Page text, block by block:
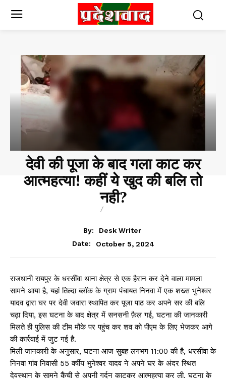
देवी की पूजा के बाद गला काट कर
आत्महत्या! कहीं ये खुद की बलि तो
नही?
By:
Desk Writer
Date:
October 5, 2024
राजधानी रायपुर के धरसींवा थाना क्षेत्र से एक हैरान कर देने वाला मामला
सामने आया है, यहां तिल्दा ब्लॉक के ग्राम पंचायत निनवा में एक शख्स भुनेश्वर
यादव द्वारा घर पर देवी जवारा स्थापित कर पूजा पाठ कर अपने सर की बलि
चढ़ा दिया, इस घटना के बाद क्षेत्र में सनसनी फ़ैल गई, घटना की जानकारी
मिलते ही पुलिस की टीम मौके पर पहुंच कर शव को पीएम के लिए भेजकर आगे
की कार्रवाई में जुट गई है.
मिली जानकारी के अनुसार, घटना आज सुबह लगभग 11:00 की है, धरसींवा के
निनवा गांव निवासी 55 वर्षीय भुनेश्वर यादव ने अपने घर के अंदर स्थित
देवस्थान के सामने कैंची से अपनी गर्दन काटकर आत्महत्या कर ली. घटना के